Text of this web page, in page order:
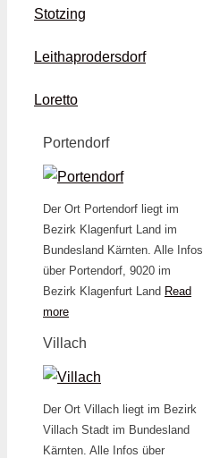
Stotzing
Leithaprodersdorf
Loretto
Portendorf
Der Ort Portendorf liegt im
Bezirk Klagenfurt Land im
Bundesland Kärnten. Alle Infos
über Portendorf, 9020 im
Bezirk Klagenfurt Land Read
more
Villach
Der Ort Villach liegt im Bezirk
Villach Stadt im Bundesland
Kärnten. Alle Infos über